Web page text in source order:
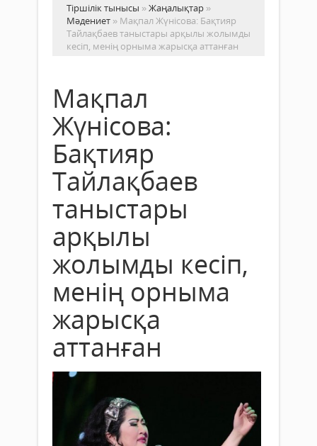
Тіршілік тынысы »Жаңалықтар »
Мәдениет » Мақпал Жүнісова: Бақтияр
Тайлақбаев таныстары арқылы жолымды
кесіп, менің орныма жарысқа аттанған
Мақпал
Жүнісова:
Бақтияр
Тайлақбаев
таныстары
арқылы
жолымды кесіп,
менің орныма
жарысқа
аттанған